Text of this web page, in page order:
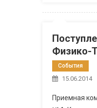
Физико-
События
15.06.2014
Приемная